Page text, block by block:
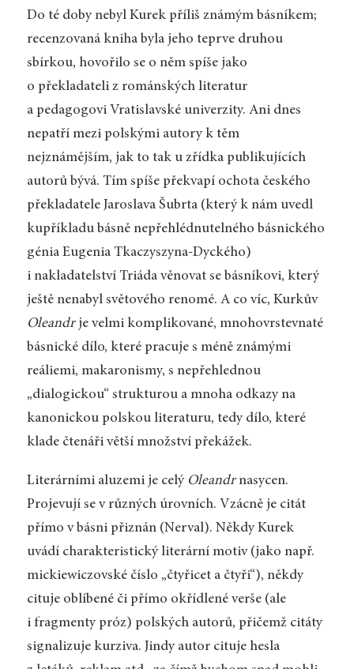
Do té doby nebyl Kurek příliš známým básníkem;
recenzovaná kniha byla jeho teprve druhou
sbírkou, hovořilo se o něm spíše jako
o překladateli z románských literatur
a pedagogovi Vratislavské univerzity. Ani dnes
nepatří mezi polskými autory k těm
nejznámějším, jak to tak u zřídka publikujících
autorů bývá. Tím spíše překvapí ochota českého
překladatele Jaroslava Šubrta (který k nám uvedl
kupříkladu básně nepřehlédnutelného básnického
génia Eugenia Tkaczyszyna-Dyckého)
i nakladatelství Triáda věnovat se básníkovi, který
ještě nenabyl světového renomé. A co víc, Kurkův
Oleandrje velmi komplikované, mnohovrstevnaté
básnické dílo, které pracuje s méně známými
reáliemi, makaronismy, s nepřehlednou
„dialogickou“ strukturou a mnoha odkazy na
kanonickou polskou literaturu, tedy dílo, které
klade čtenáři větší množství překážek.
Literárními aluzemi je celý Oleandrnasycen.
Projevují se v různých úrovních. Vzácně je citát
přímo v básni přiznán (Nerval). Někdy Kurek
uvádí charakteristický literární motiv (jako např.
mickiewiczovské číslo „čtyřicet a čtyři“), někdy
cituje oblíbené či přímo okřídlené verše (ale
i fragmenty próz) polských autorů, přičemž citáty
signalizuje kurziva. Jindy autor cituje hesla